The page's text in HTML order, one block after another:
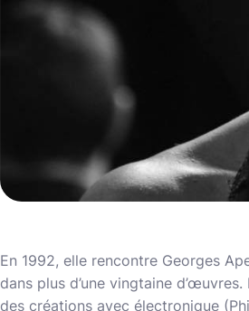
En 1992, elle rencontre Georges
dans plus d’une vingtaine
des créations avec électronique